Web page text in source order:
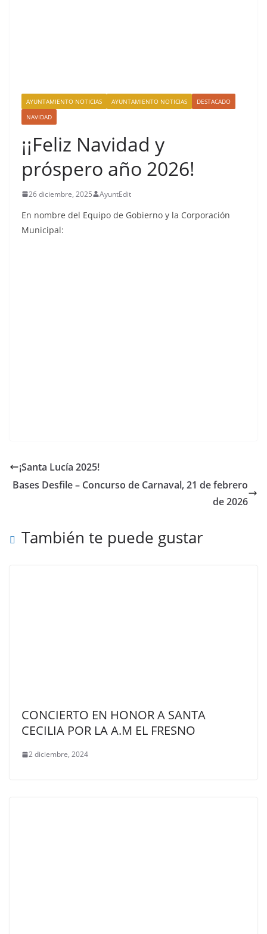
AYUNTAMIENTO NOTICIAS AYUNTAMIENTO NOTICIAS
DESTACADO
NAVIDAD
¡¡Feliz Navidad y
próspero año 2026!
26 diciembre, 2025 AyuntEdit
En nombre del Equipo de Gobierno y la Corporación
Municipal:
¡Santa Lucía 2025!
Bases Desfile – Concurso de Carnaval, 21 de febrero
de 2026
También te puede gustar
CONCIERTO EN HONOR A SANTA
CECILIA POR LA A.M EL FRESNO
2 diciembre, 2024